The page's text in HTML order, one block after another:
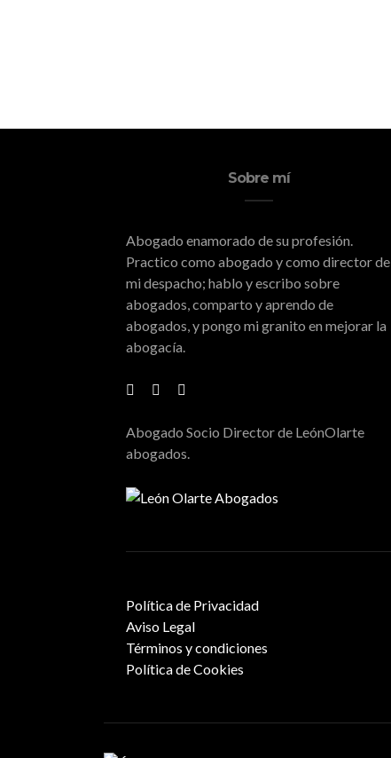
Sobre mí
Abogado enamorado de su profesión.
Practico como abogado y como director de
mi despacho; hablo y escribo sobre
abogados, comparto y aprendo de
abogados, y pongo mi granito en mejorar la
abogacía.
Abogado Socio Director de LeónOlarte
abogados.
Política de Privacidad
Aviso Legal
Términos y condiciones
Política de Cookies